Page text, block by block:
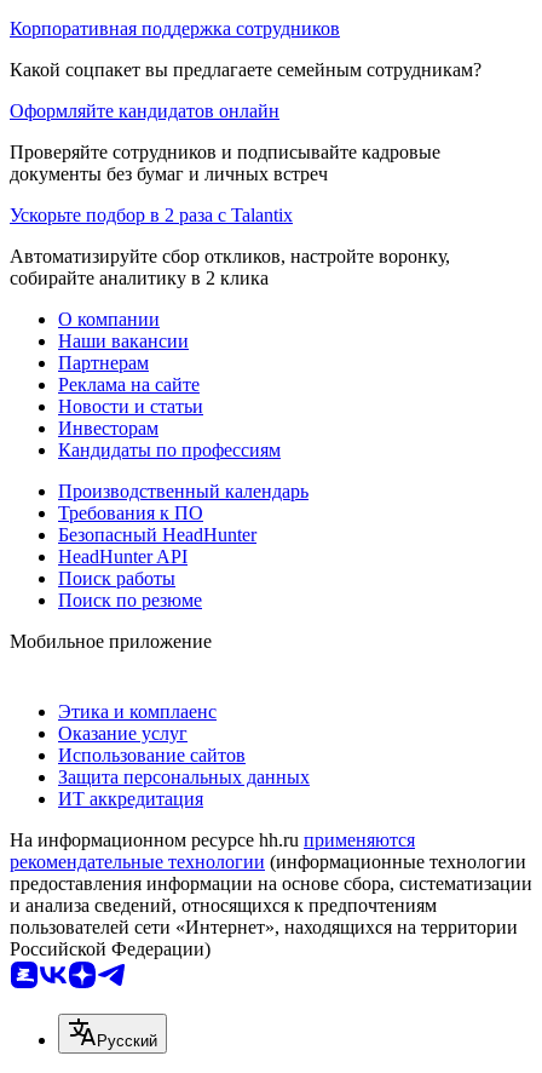
Корпоративная поддержка сотрудников
Какой соцпакет вы предлагаете семейным сотрудникам?
Оформляйте кандидатов онлайн
Проверяйте сотрудников и подписывайте кадровые
документы без бумаг и личных встреч
Ускорьте подбор в 2 раза с Talantix
Автоматизируйте сбор откликов, настройте воронку,
собирайте аналитику в 2 клика
О компании
Наши вакансии
Партнерам
Реклама на сайте
Новости и статьи
Инвесторам
Кандидаты по профессиям
Производственный календарь
Требования к ПО
Безопасный HeadHunter
HeadHunter API
Поиск работы
Поиск по резюме
Мобильное приложение
Этика и комплаенс
Оказание услуг
Использование сайтов
Защита персональных данных
ИТ аккредитация
На информационном ресурсе hh.ru применяются
рекомендательные технологии (информационные технологии
предоставления информации на основе сбора, систематизации
и анализа сведений, относящихся к предпочтениям
пользователей сети «Интернет», находящихся на территории
Российской Федерации)
Русский